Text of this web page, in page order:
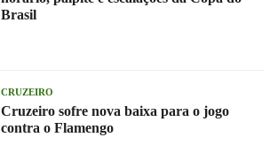
Brasil
CRUZEIRO
Cruzeiro sofre nova baixa para o jogo
contra o Flamengo